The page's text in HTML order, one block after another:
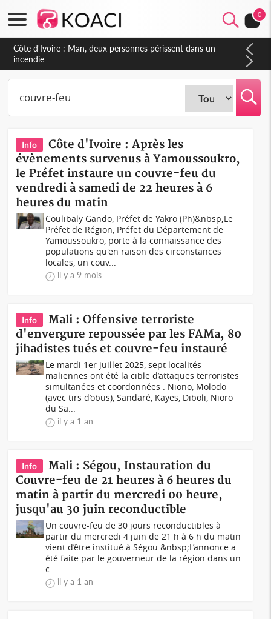
0
Côte d'Ivoire : Séileu, la célébration de la fête nationale
transformée en vaste campagne contre les produits
dépigmentants dangereux
Info
Côte d'Ivoire : Après les
évènements survenus à Yamoussoukro,
le Préfet instaure un couvre-feu du
vendredi à samedi de 22 heures à 6
heures du matin
Coulibaly Gando, Préfet de Yakro (Ph)&nbsp;Le
Préfet de Région, Préfet du Département de
Yamoussoukro, porte à la connaissance des
populations qu'en raison des circonstances
locales, un couv...
il y a 9 mois
Info
Mali : Offensive terroriste
d'envergure repoussée par les FAMa, 80
jihadistes tués et couvre-feu instauré
Le mardi 1er juillet 2025, sept localités
maliennes ont été la cible d’attaques terroristes
simultanées et coordonnées : Niono, Molodo
(avec tirs d’obus), Sandaré, Kayes, Diboli, Nioro
du Sa...
il y a 1 an
Info
Mali : Ségou, Instauration du
Couvre-feu de 21 heures à 6 heures du
matin à partir du mercredi 00 heure,
jusqu'au 30 juin reconductible
Un couvre-feu de 30 jours reconductibles à
partir du mercredi 4 juin de 21 h à 6 h du matin
vient d’être institué à Ségou.&nbsp;L’annonce a
été faite par le gouverneur de la région dans un
c...
il y a 1 an